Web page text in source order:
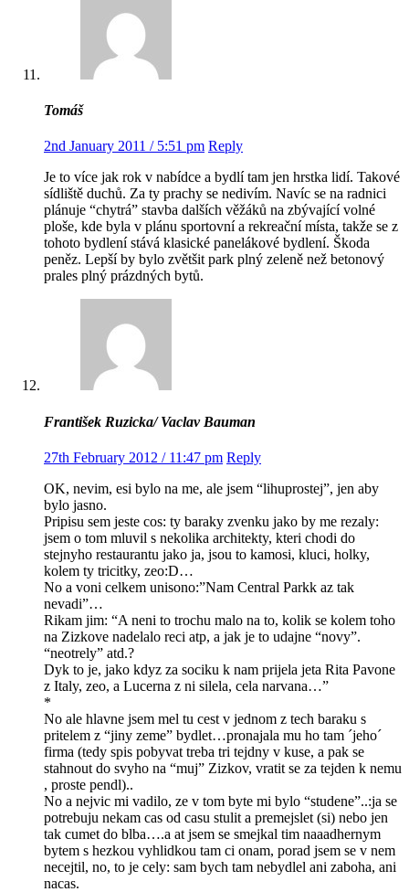
Tomáš
2nd January 2011 / 5:51 pm Reply
Je to více jak rok v nabídce a bydlí tam jen hrstka lidí. Takové
sídliště duchů. Za ty prachy se nedivím. Navíc se na radnici
plánuje “chytrá” stavba dalších věžáků na zbývající volné
ploše, kde byla v plánu sportovní a rekreační místa, takže se z
tohoto bydlení stává klasické panelákové bydlení. Škoda
peněz. Lepší by bylo zvětšit park plný zeleně než betonový
prales plný prázdných bytů.
František Ruzicka/ Vaclav Bauman
27th February 2012 / 11:47 pm Reply
OK, nevim, esi bylo na me, ale jsem “lihuprostej”, jen aby
bylo jasno.
Pripisu sem jeste cos: ty baraky zvenku jako by me rezaly:
jsem o tom mluvil s nekolika architekty, kteri chodi do
stejnyho restaurantu jako ja, jsou to kamosi, kluci, holky,
kolem ty tricitky, zeo:D…
No a voni celkem unisono:”Nam Central Parkk az tak
nevadi”…
Rikam jim: “A neni to trochu malo na to, kolik se kolem toho
na Zizkove nadelalo reci atp, a jak je to udajne “novy”.
“neotrely” atd.?
Dyk to je, jako kdyz za sociku k nam prijela jeta Rita Pavone
z Italy, zeo, a Lucerna z ni silela, cela narvana…”
*
No ale hlavne jsem mel tu cest v jednom z tech baraku s
pritelem z “jiny zeme” bydlet…pronajala mu ho tam ´jeho´
firma (tedy spis pobyvat treba tri tejdny v kuse, a pak se
stahnout do svyho na “muj” Zizkov, vratit se za tejden k nemu
, proste pendl)..
No a nejvic mi vadilo, ze v tom byte mi bylo “studene”..:ja se
potrebuju nekam cas od casu stulit a premejslet (si) nebo jen
tak cumet do blba….a at jsem se smejkal tim naaadhernym
bytem s hezkou vyhlidkou tam ci onam, porad jsem se v nem
necejtil, no, to je cely: sam bych tam nebydlel ani zaboha, ani
nacas.